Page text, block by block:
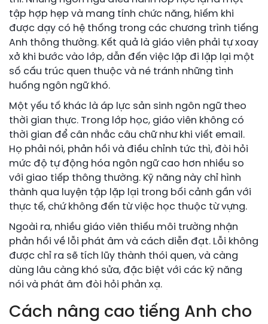
tập hợp hẹp và mang tính chức năng, hiếm khi
được dạy có hệ thống trong các chương trình tiếng
Anh thông thường. Kết quả là giáo viên phải tự xoay
xở khi bước vào lớp, dẫn đến việc lặp đi lặp lại một
số cấu trúc quen thuộc và né tránh những tình
huống ngôn ngữ khó.
Một yếu tố khác là áp lực sản sinh ngôn ngữ theo
thời gian thực. Trong lớp học, giáo viên không có
thời gian để cân nhắc câu chữ như khi viết email.
Họ phải nói, phản hồi và điều chỉnh tức thì, đòi hỏi
mức độ tự động hóa ngôn ngữ cao hơn nhiều so
với giao tiếp thông thường. Kỹ năng này chỉ hình
thành qua luyện tập lặp lại trong bối cảnh gần với
thực tế, chứ không đến từ việc học thuộc từ vựng.
Ngoài ra, nhiều giáo viên thiếu môi trường nhận
phản hồi về lỗi phát âm và cách diễn đạt. Lỗi không
được chỉ ra sẽ tích lũy thành thói quen, và càng
dùng lâu càng khó sửa, đặc biệt với các kỹ năng
nói và phát âm đòi hỏi phản xạ.
Cách nâng cao tiếng Anh cho